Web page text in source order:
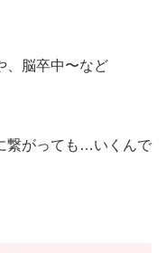
、脳卒中〜など
繋がっても…いくんで